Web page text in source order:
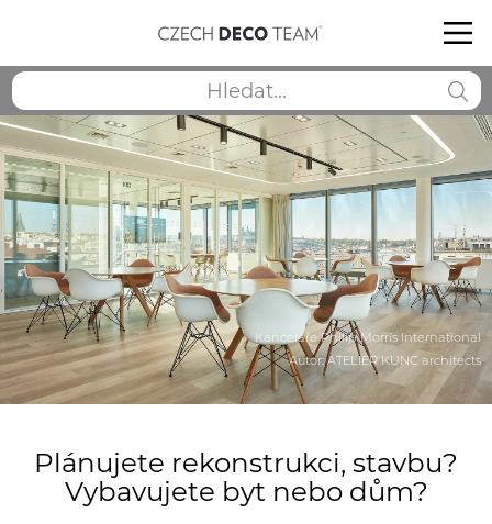
Kanceláře Philip Morris International
Autor: ATELIER KUNC architects
Plánujete rekonstrukci, stavbu?
Vybavujete byt nebo dům?